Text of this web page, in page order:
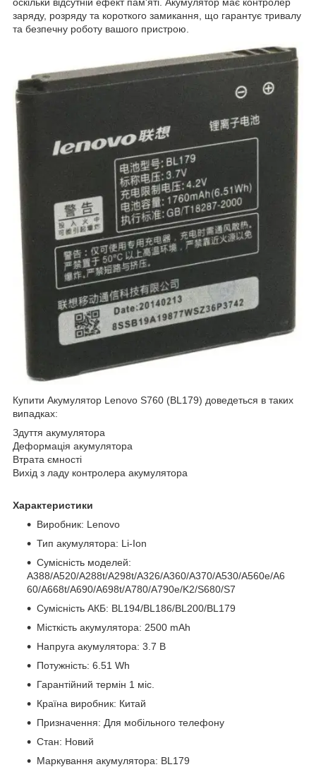
заряду, розряду та короткого замикання, що гарантує тривалу
та безпечну роботу вашого пристрою.
Купити Акумулятор Lenovo S760 (BL179) доведеться в таких
випадках:
Здуття акумулятора
Деформація акумулятора
Втрата ємності
Вихід з ладу контролера акумулятора
Характеристики
Виробник: Lenovo
Тип акумулятора: Li-Ion
Сумісність моделей:
A388/A520/A288t/A298t/A326/A360/A370/A530/A560e/A6
60/A668t/A690/A698t/A780/A790e/K2/S680/S7
Сумісність АКБ: BL194/BL186/BL200/BL179
Місткість акумулятора: 2500 mAh
Напруга акумулятора: 3.7 В
Потужність: 6.51 Wh
Гарантійний термін 1 міс.
Країна виробник: Китай
Призначення: Для мобільного телефону
Стан: Новий
Маркування акумулятора: BL179